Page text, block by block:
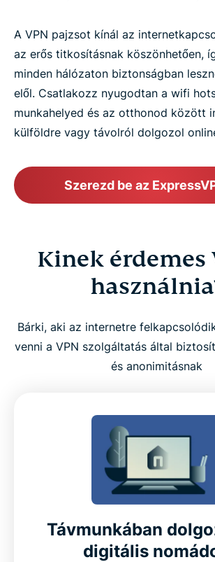
A VPN pajzsot kínál az
az erős titkosításnak köszönhetően,
minden hálózaton biztonságban
elől. Csatlakozz nyugodtan a wifi
munkahelyed és az otthonod között
külföldre vagy távolról dolgozol
Szerezd be az
Kinek érdemes
Bárki, aki az internetre
venni a VPN szolgáltatás által
és anonimitásnak
Távmunkában
digitális